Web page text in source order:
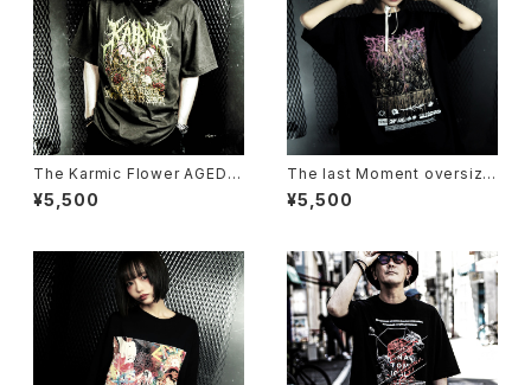
The Karmic Flower AGED T
-shirt
¥5,500
The last Moment oversize
d T-shirt
¥5,500